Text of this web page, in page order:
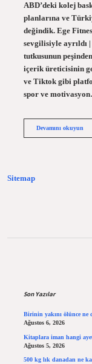
ABD’deki kolej
planlarına ve
değindik. Ege
sevgilisiyle ayrıldı
tutkusunun
içerik üreticisinin
ve Tiktok gibi
spor ve
Devamını okuyunEge
Sitemap
Son Yazılar
Birinin yakını ölünce ne
Ağustos 6, 2026
Kitaplara iman hangi
Ağustos 5, 2026
500 kg lık danadan ne